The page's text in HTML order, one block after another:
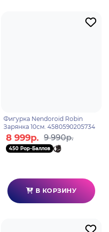
Фигурка Nendoroid Robin
Зарянка 10см. 4580590205734
8 999р. 9 990р.
450 Pop-Баллов
В КОРЗИНУ